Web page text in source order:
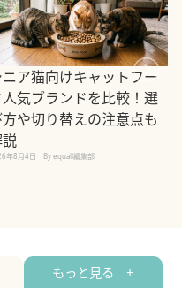
ニア猫向けキャットフー
人気ブランドを比較！選
や切り替えの注意点も
年8月4日 By equall編集部
もっと見る +